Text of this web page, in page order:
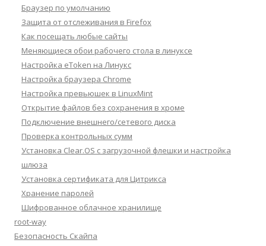
Браузер по умолчанию
Защита от отслеживания в Firefox
Как посещать любые сайты
Меняющиеся обои рабочего стола в линуксе
Настройка eToken на Линукс
Настройка браузера Chrome
Настройка превьюшек в LinuxMint
Открытие файлов без сохранения в хроме
Подключение внешнего/сетевого диска
Проверка контрольных сумм
Установка Clear.OS с загрузочной флешки и настройка
шлюза
Установка сертификата для Цитрикса
Хранение паролей
Шифрованное облачное хранилище
root-way
Безопасность Скайпа